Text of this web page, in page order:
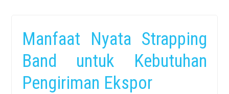
Manfaat Nyata Strapping
Band untuk Kebutuhan
Pengiriman Ekspor